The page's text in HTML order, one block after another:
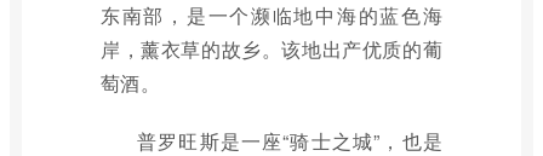
东南部，是一个濒临地中海的蓝色海
岸，薰衣草的故乡。该地出产优质的葡
萄酒。
普罗旺斯是一座“骑士之城”，也是